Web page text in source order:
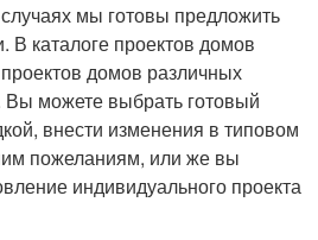
мы готовы предложить
В каталоге проектов домов
домов различных
Вы можете выбрать готовый
внести изменения в типовом
пожеланиям, или же вы
индивидуального проекта